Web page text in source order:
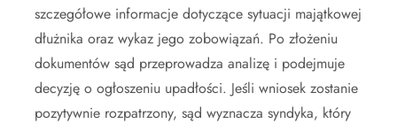
szczegółowe informacje dotyczące sytuacji majątkowej
dłużnika oraz wykaz jego zobowiązań. Po złożeniu
dokumentów sąd przeprowadza analizę i podejmuje
decyzję o ogłoszeniu upadłości. Jeśli wniosek zostanie
pozytywnie rozpatrzony, sąd wyznacza syndyka, który